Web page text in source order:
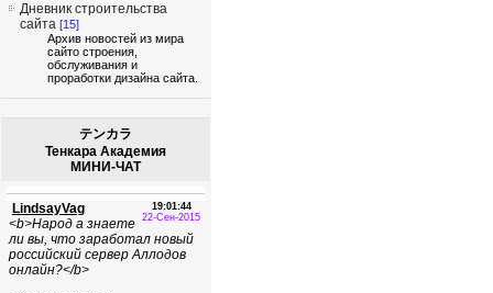
Дневник строительства
сайта [15]
Архив новостей из мира
сайто строения,
обслуживания и
проработки дизайна сайта.
テンカラ
Тенкара Академия
МИНИ-ЧАТ